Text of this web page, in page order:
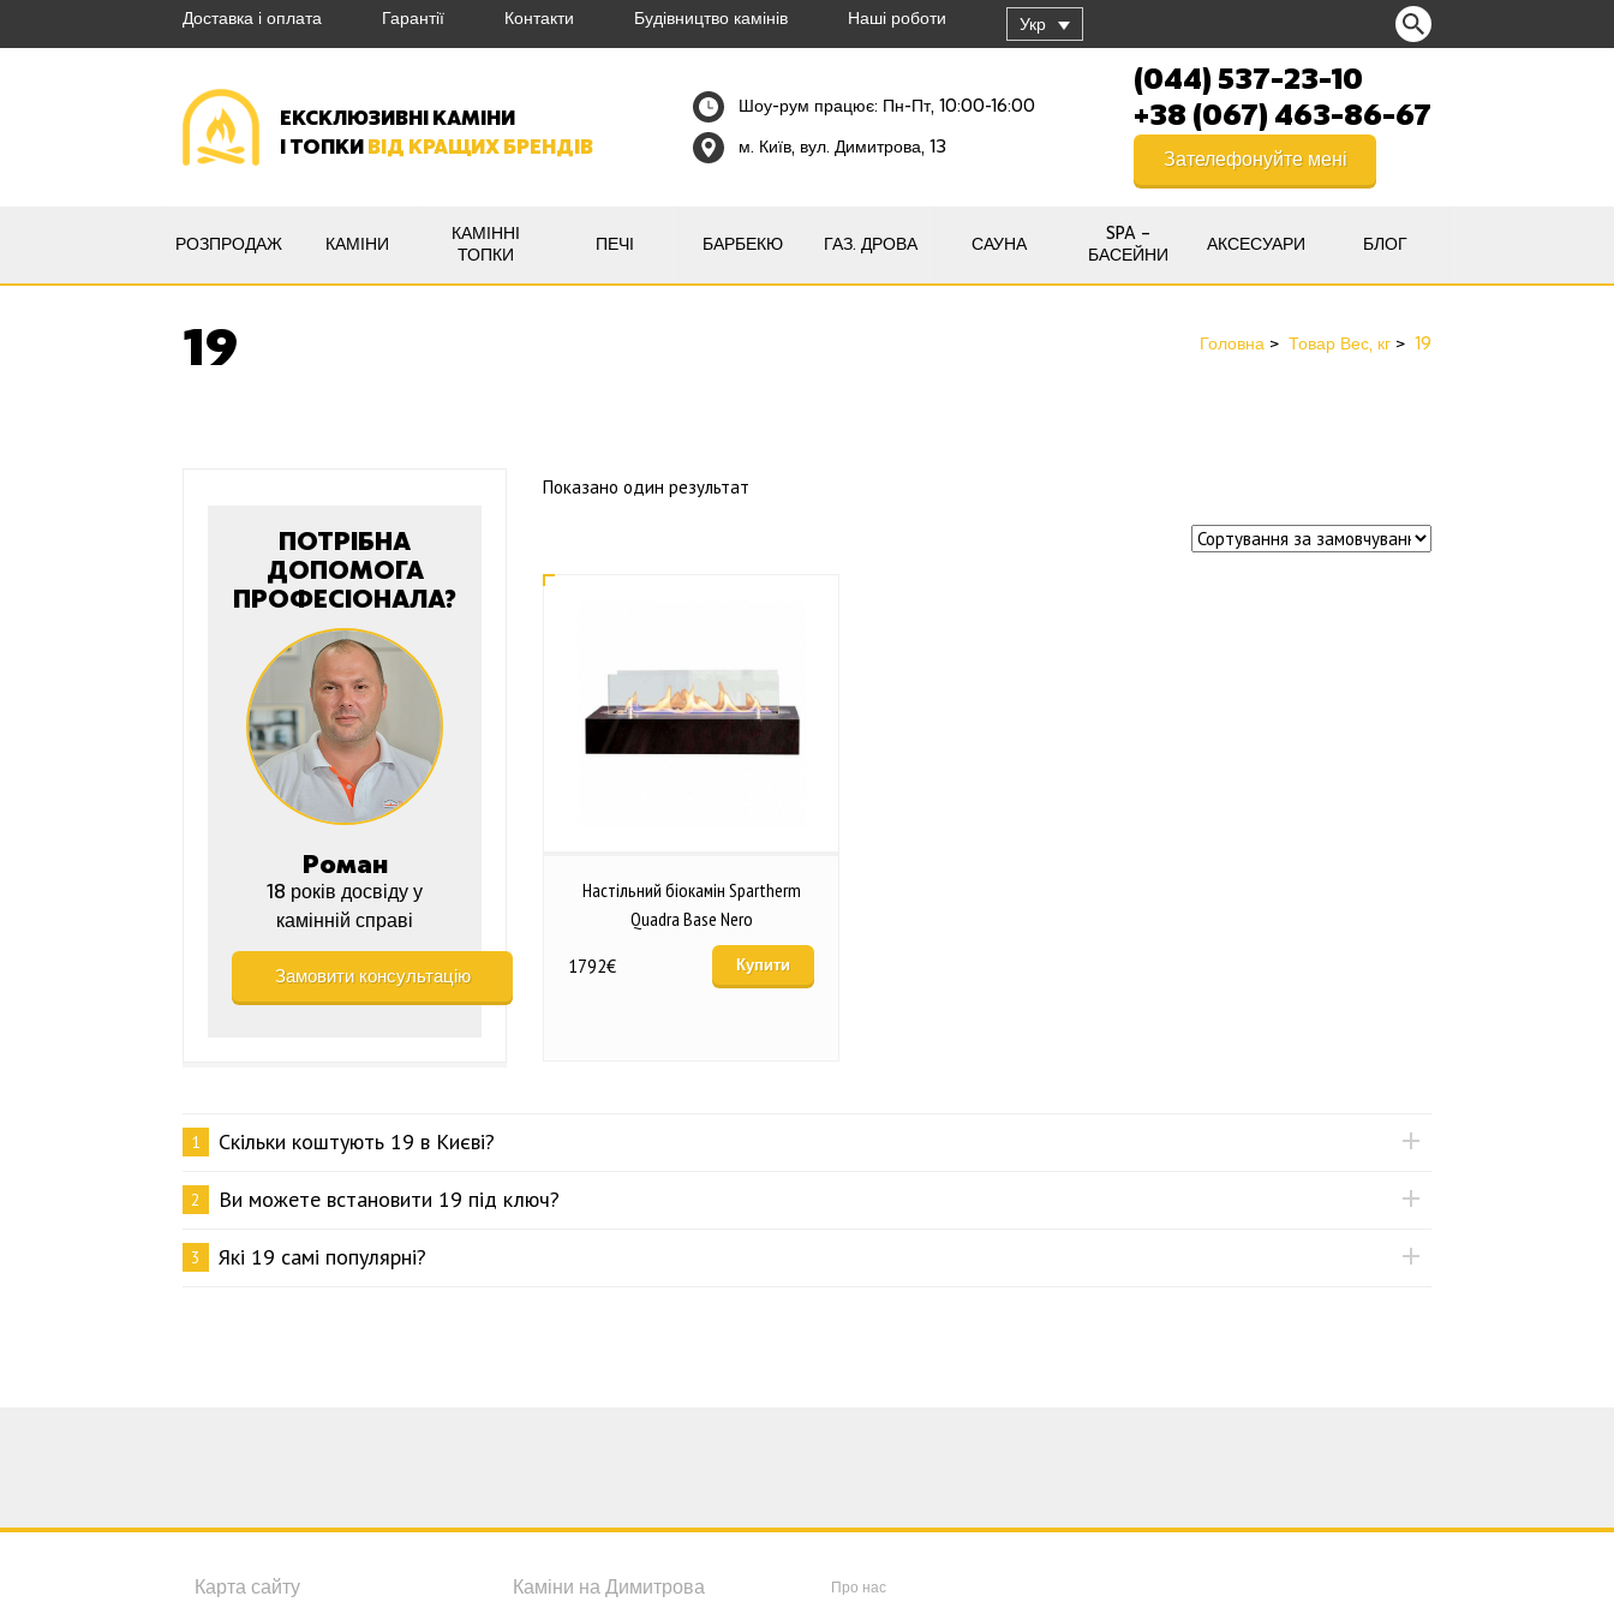
Доставка і оплата Гарантії Контакти Будівництво камінів Наші роботи Укр
ЕКСКЛЮЗИВНІ КАМІНИ
І ТОПКИВІД КРАЩИХ БРЕНДІВ
Шоу-рум працює: Пн-Пт, 10:00-16:00
м. Київ, вул. Димитрова, 13
(044) 537-23-10
+38 (067) 463-86-67
Зателефонуйте мені
РОЗПРОДАЖ КАМІНИ
КАМІННІ
ТОПКИ
ПЕЧІ БАРБЕКЮ ГАЗ. ДРОВА САУНА
SPA –
БАСЕЙНИ
АКСЕСУАРИ БЛОГ
19 Головна Товар Вес, кг 19
Показано один результат
Настільний біокамін Spartherm
Quadra Base Nero
1792€ Купити
ПОТРІБНА
ДОПОМОГА
ПРОФЕСІОНАЛА?
Роман
18 років досвіду у
камінній справі
Замовити консультацію
1 Скільки коштують 19 в Києві?
2 Ви можете встановити 19 під ключ?
3 Які 19 самі популярні?
Карта сайту Каміни на Димитрова Про нас